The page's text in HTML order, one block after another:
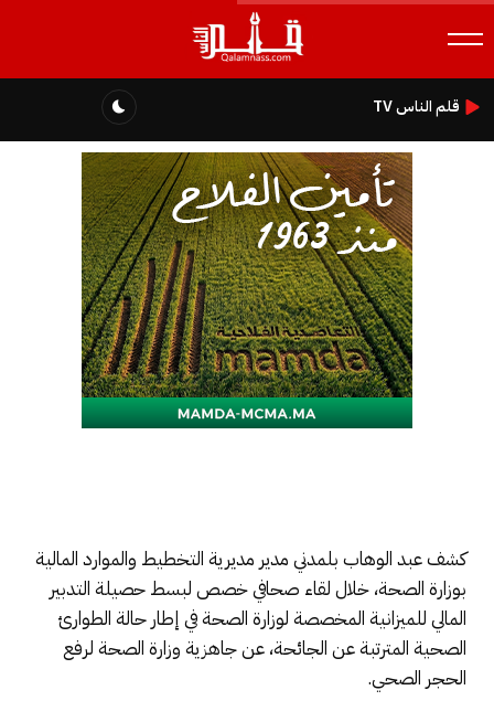
قلم الناس TV
كشف عبد الوهاب بلمدني مدير مديرية التخطيط والموارد المالية
بوزارة الصحة، خلال لقاء صحافي خصص لبسط حصيلة التدبير
المالي للميزانية المخصصة لوزارة الصحة في إطار حالة الطوارئ
الصحية المترتبة عن الجائحة، عن جاهزية وزارة الصحة لرفع
الحجر الصحي.